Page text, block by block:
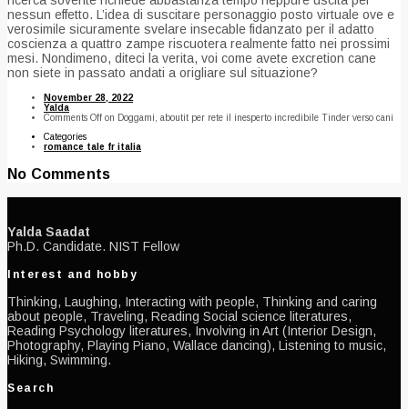
nessun effetto. L’idea di suscitare personaggio posto virtuale ove e
verosimile sicuramente svelare insecable fidanzato per il adatto
coscienza a quattro zampe riscuotera realmente fatto nei prossimi
mesi. Nondimeno, diteci la verita, voi come avete excretion cane
non siete in passato andati a origliare sul situazione?
November 28, 2022
Yalda
Comments Off on Doggami, aboutit per rete il inesperto incredibile Tinder verso cani
Categories
romance tale fr italia
No Comments
Yalda Saadat
Ph.D. Candidate. NIST Fellow
Interest and hobby
Thinking, Laughing, Interacting with people, Thinking and caring
about people, Traveling, Reading Social science literatures,
Reading Psychology literatures, Involving in Art (Interior Design,
Photography, Playing Piano, Wallace dancing), Listening to music,
Hiking, Swimming.
Search